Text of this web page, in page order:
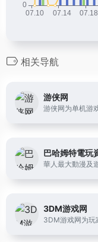
相关导航
游侠网
巴哈姆特電玩
3DM游戏网